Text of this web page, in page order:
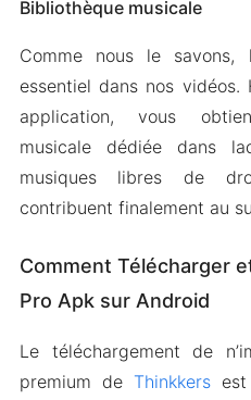
Bibliothèque musicale
Comme nous le
essentiel dans nos vidéos.
application, vous
musicale dédiée dans
musiques libres de
contribuent finalement au
Comment Télécharger
Pro Apk sur Android
Le téléchargement de
premium de Thinkkersest